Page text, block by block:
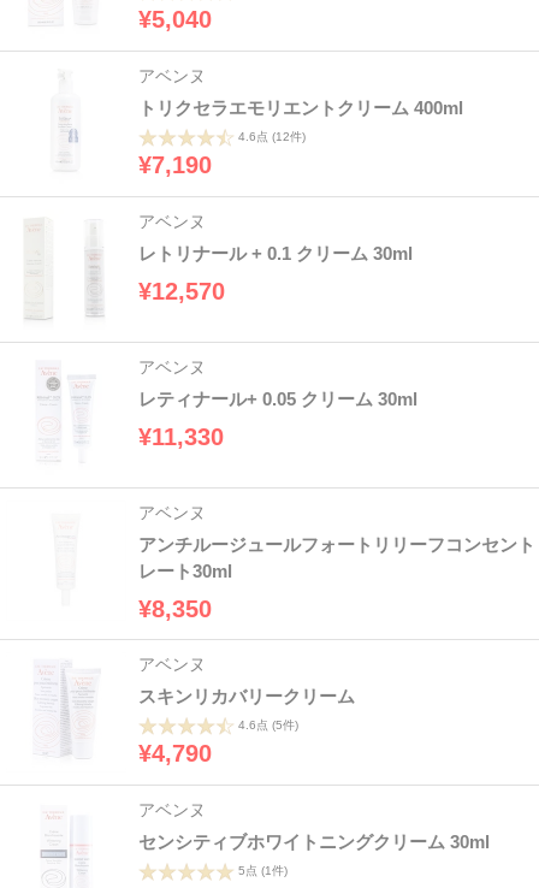
¥5,040
アベンヌ
トリクセラエモリエントクリーム 400ml
4.6点 (12件)
¥7,190
アベンヌ
レトリナール + 0.1 クリーム 30ml
¥12,570
アベンヌ
レティナール+ 0.05 クリーム 30ml
¥11,330
アベンヌ
アンチルージュールフォートリリーフコンセント
レート30ml
¥8,350
アベンヌ
スキンリカバリークリーム
4.6点 (5件)
¥4,790
アベンヌ
センシティブホワイトニングクリーム 30ml
5点 (1件)